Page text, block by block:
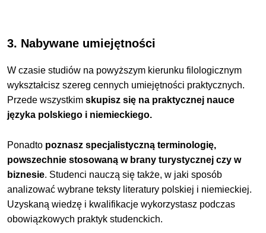
3. Nabywane umiejętności
W czasie studiów na powyższym kierunku filologicznym
wykształcisz szereg cennych umiejętności praktycznych.
Przede wszystkimskupisz się na praktycznej nauce
języka polskiego i niemieckiego.
Ponadto poznasz specjalistyczną terminologię,
powszechnie stosowaną w brany turystycznej czy w
biznesie. Studenci nauczą się także, w jaki sposób
analizować wybrane teksty literatury polskiej i niemieckiej.
Uzyskaną wiedzę i kwalifikacje wykorzystasz podczas
obowiązkowych praktyk studenckich.